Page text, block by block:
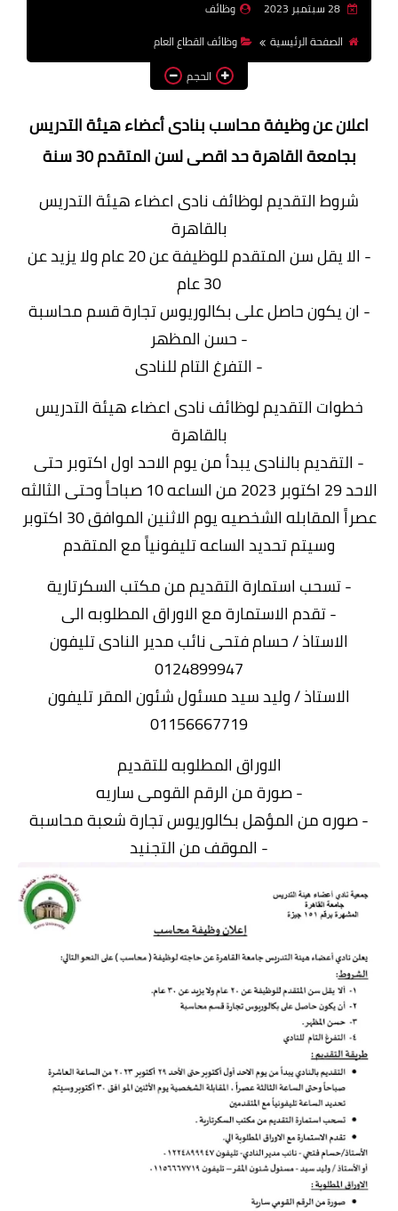
بالجامعات والمعاهد
اخبار
28 سبتمبر 2023
وظائف
الصفحة الرئيسية
وظائف القطاع العام
الحجم
اعلان عن وظيفة محاسب بنادى أعضاء هيئة التدريس
بجامعة القاهرة حد اقصى لسن المتقدم 30 سنة
شروط التقديم لوظائف نادى اعضاء هيئة التدريس
بالقاهرة
- الا يقل سن المتقدم للوظيفة عن 20 عام ولا يزيد عن
30 عام
- ان يكون حاصل على بكالوريوس تجارة قسم محاسبة
- حسن المظهر
- التفرغ التام للنادى
خطوات التقديم لوظائف نادى اعضاء هيئة التدريس
بالقاهرة
- التقديم بالنادى يبدأ من يوم الاحد اول اكتوبر حتى
الاحد 29 اكتوبر 2023 من الساعه 10 صباحاً وحتى الثالثه
عصراً المقابله الشخصيه يوم الاثنين الموافق 30 اكتوبر
وسيتم تحديد الساعه تليفونياً مع المتقدم
- تسحب استمارة التقديم من مكتب السكرتارية
- تقدم الاستمارة مع الاوراق المطلوبه الى
الاستاذ / حسام فتحى نائب مدير النادى تليفون
0124899947
الاستاذ / وليد سيد مسئول شئون المقر تليفون
01156667719
الاوراق المطلوبه للتقديم
- صورة من الرقم القومى ساريه
- صوره من المؤهل بكالوريوس تجارة شعبة محاسبة
- الموقف من التجنيد